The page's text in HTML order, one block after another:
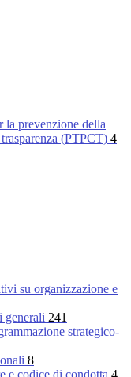
la prevenzione della
(PTPCT) 4
su organizzazione e
generali 241
strategico-
8